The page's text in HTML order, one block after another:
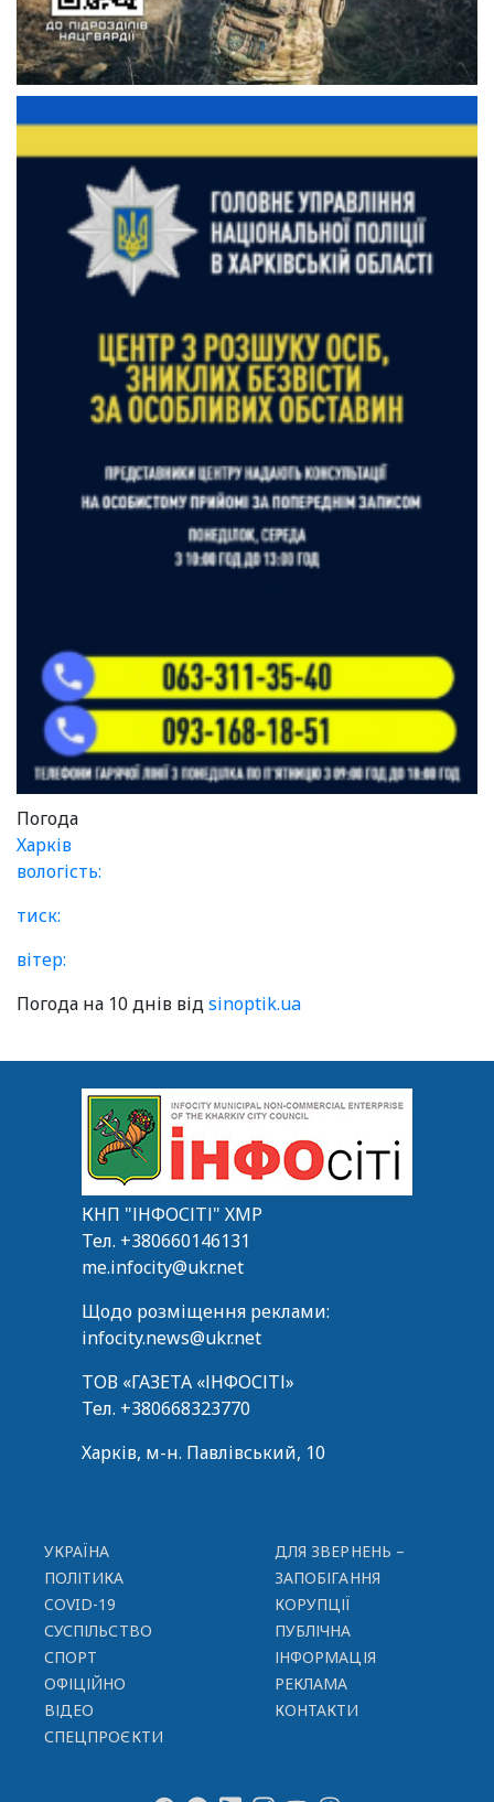
Погода
Харків
вологість:
тиск:
вітер:
Погода на 10 днів відsinoptik.ua
КНП "ІНФОСІТІ" ХМР
Тел. +380660146131
me.infocity@ukr.net
Щодо розміщення реклами:
infocity.news@ukr.net
ТОВ «ГАЗЕТА «ІНФОСІТІ»
Тел. +380668323770
Харків, м-н. Павлівський, 10
УКРАЇНА
ПОЛІТИКА
COVID-19
СУСПІЛЬСТВО
СПОРТ
ОФІЦІЙНО
ВІДЕО
СПЕЦПРОЄКТИ
ДЛЯ ЗВЕРНЕНЬ –
ЗАПОБІГАННЯ
КОРУПЦІЇ
ПУБЛІЧНА
ІНФОРМАЦІЯ
РЕКЛАМА
КОНТАКТИ